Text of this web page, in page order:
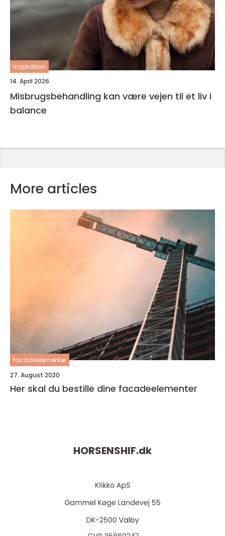
inspiration
14. April 2026
Misbrugsbehandling kan være vejen til et liv i
balance
More articles
facadeelementer
27. August 2020
Her skal du bestille dine facadeelementer
HORSENSHIF.dk